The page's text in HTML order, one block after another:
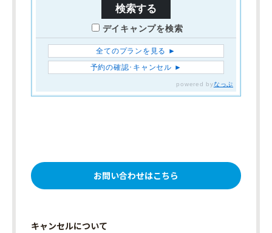
お問い合わせはこちら
キャンセルについて